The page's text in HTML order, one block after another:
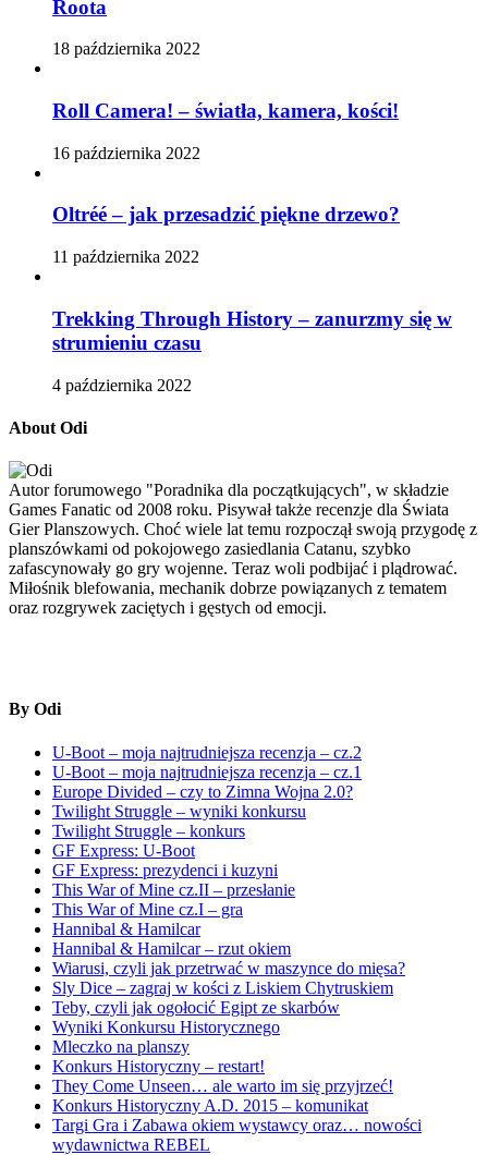
Roota
18 października 2022
Roll Camera! – światła, kamera, kości!
16 października 2022
Oltréé – jak przesadzić piękne drzewo?
11 października 2022
Trekking Through History – zanurzmy się w
strumieniu czasu
4 października 2022
About Odi
Autor forumowego "Poradnika dla początkujących", w składzie
Games Fanatic od 2008 roku. Pisywał także recenzje dla Świata
Gier Planszowych. Choć wiele lat temu rozpoczął swoją przygodę z
planszówkami od pokojowego zasiedlania Catanu, szybko
zafascynowały go gry wojenne. Teraz woli podbijać i plądrować.
Miłośnik blefowania, mechanik dobrze powiązanych z tematem
oraz rozgrywek zaciętych i gęstych od emocji.
By Odi
U-Boot – moja najtrudniejsza recenzja – cz.2
U-Boot – moja najtrudniejsza recenzja – cz.1
Europe Divided – czy to Zimna Wojna 2.0?
Twilight Struggle – wyniki konkursu
Twilight Struggle – konkurs
GF Express: U-Boot
GF Express: prezydenci i kuzyni
This War of Mine cz.II – przesłanie
This War of Mine cz.I – gra
Hannibal & Hamilcar
Hannibal & Hamilcar – rzut okiem
Wiarusi, czyli jak przetrwać w maszynce do mięsa?
Sly Dice – zagraj w kości z Liskiem Chytruskiem
Teby, czyli jak ogołocić Egipt ze skarbów
Wyniki Konkursu Historycznego
Mleczko na planszy
Konkurs Historyczny – restart!
They Come Unseen… ale warto im się przyjrzeć!
Konkurs Historyczny A.D. 2015 – komunikat
Targi Gra i Zabawa okiem wystawcy oraz… nowości
wydawnictwa REBEL